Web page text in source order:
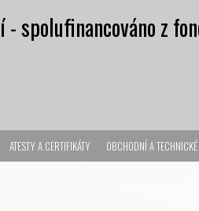
spolufinancováno z
ATESTY A CERTIFIKÁTY OBCHODNÍ A